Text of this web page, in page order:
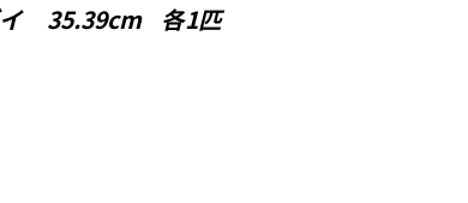
イ 35.39cm 各1匹